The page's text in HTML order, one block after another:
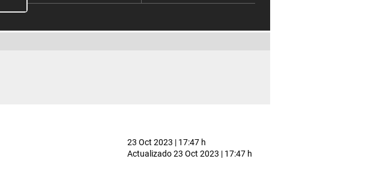
23 Oct 2023 | 17:47 h
Actualizado23 Oct 2023 | 17:47 h